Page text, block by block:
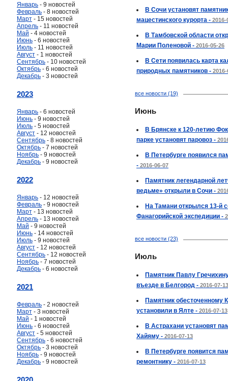
Январь - 9 новостей
Февраль - 8 новостей
Март - 15 новостей
Апрель - 11 новостей
Май - 4 новостей
Июнь - 6 новостей
Июль - 11 новостей
Август - 1 новостей
Сентябрь - 10 новостей
Октябрь - 6 новостей
Декабрь - 3 новостей
2023
Январь - 6 новостей
Июнь - 9 новостей
Июль - 5 новостей
Август - 12 новостей
Сентябрь - 8 новостей
Октябрь - 7 новостей
Ноябрь - 9 новостей
Декабрь - 9 новостей
2022
Январь - 12 новостей
Февраль - 9 новостей
Март - 13 новостей
Апрель - 13 новостей
Май - 9 новостей
Июнь - 14 новостей
Июль - 9 новостей
Август - 12 новостей
Сентябрь - 12 новостей
Ноябрь - 7 новостей
Декабрь - 6 новостей
2021
Февраль - 2 новостей
Март - 3 новостей
Май - 1 новостей
Июнь - 6 новостей
Август - 5 новостей
Сентябрь - 6 новостей
Октябрь - 3 новостей
Ноябрь - 9 новостей
Декабрь - 9 новостей
В Сочи установят
мацестинского курорта - 2016-
В Тамбовской области
Марии Поленовой - 2016-05-26
В Сети появилась карта
природных памятников -
все новости (19)
Июнь
В Брянске к 120-летию
парке установят паровоз -
В Петербурге появился
- 2016-06-07
Памятник легендарной
ведьме» открыли в Сочи -
На Тамани открылся 13-й
Фанагорийской экспедиции -
все новости (23)
Июль
Памятник Павлу
въезде в Белгород - 2016-07-13
Памятник обесточенному
установили в Ялте - 2016-07-13
В Астрахани установят
Хайяму - 2016-07-13
В Петербурге появится
ремонтнику - 2016-07-13